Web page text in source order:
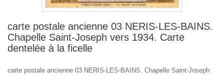
carte postale ancienne 03 NERIS-LES-BAINS.
Chapelle Saint-Joseph vers 1934. Carte
dentelée à la ficelle
carte postale ancienne 03 NERIS-LES-BAINS. Chapelle Saint-Joseph